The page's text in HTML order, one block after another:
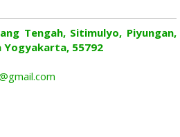
Tengah, Sitimulyo, Piyungan,
Yogyakarta, 55792